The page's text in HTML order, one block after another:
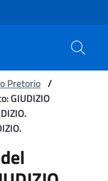
Pretorio /
GIUDIZIO
2025